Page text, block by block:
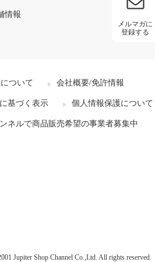
情報
メルマガに
登録する
ついて 会社概要/免許情報
基づく表示 個人情報保護について
ネルで商品販売希望の事業者募集中
Jupiter Shop Channel Co.,Ltd. All rights reserved.